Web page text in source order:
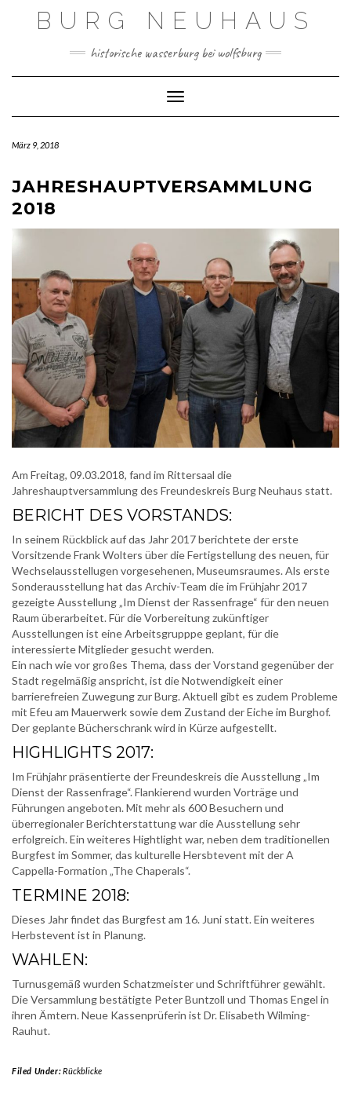
BURG NEUHAUS
historische wasserburg bei wolfsburg
Toggle Navigation
März 9, 2018
JAHRESHAUPTVERSAMMLUNG
2018
Am Freitag, 09.03.2018, fand im Rittersaal die
Jahreshauptversammlung des Freundeskreis Burg Neuhaus statt.
BERICHT DES VORSTANDS:
In seinem Rückblick auf das Jahr 2017 berichtete der erste
Vorsitzende Frank Wolters über die Fertigstellung des neuen, für
Wechselausstellugen vorgesehenen, Museumsraumes. Als erste
Sonderausstellung hat das Archiv-Team die im Frühjahr 2017
gezeigte Ausstellung „Im Dienst der Rassenfrage“ für den neuen
Raum überarbeitet. Für die Vorbereitung zukünftiger
Ausstellungen ist eine Arbeitsgrupppe geplant, für die
interessierte Mitglieder gesucht werden.
Ein nach wie vor großes Thema, dass der Vorstand gegenüber der
Stadt regelmäßig anspricht, ist die Notwendigkeit einer
barrierefreien Zuwegung zur Burg. Aktuell gibt es zudem Probleme
mit Efeu am Mauerwerk sowie dem Zustand der Eiche im Burghof.
Der geplante Bücherschrank wird in Kürze aufgestellt.
HIGHLIGHTS 2017:
Im Frühjahr präsentierte der Freundeskreis die Ausstellung „Im
Dienst der Rassenfrage“. Flankierend wurden Vorträge und
Führungen angeboten. Mit mehr als 600 Besuchern und
überregionaler Berichterstattung war die Ausstellung sehr
erfolgreich. Ein weiteres Hightlight war, neben dem traditionellen
Burgfest im Sommer, das kulturelle Hersbtevent mit der A
Cappella-Formation „The Chaperals“.
TERMINE 2018:
Dieses Jahr findet das Burgfest am 16. Juni statt. Ein weiteres
Herbstevent ist in Planung.
WAHLEN:
Turnusgemäß wurden Schatzmeister und Schriftführer gewählt.
Die Versammlung bestätigte Peter Buntzoll und Thomas Engel in
ihren Ämtern. Neue Kassenprüferin ist Dr. Elisabeth Wilming-
Rauhut.
Filed Under:Rückblicke